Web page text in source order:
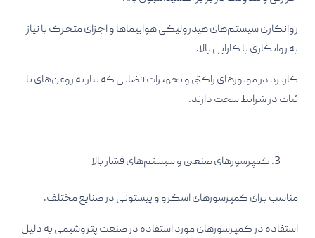
روانکاری سیستم‌های هیدرولیکی هواپیماها و اجزای متحرک با نیاز
به روانکاری با کارایی بالا.​
کاربرد در موتورهای راکتی و تجهیزات فضایی که نیاز به روغن‌های با
ثبات در شرایط سخت دارند.​
کمپرسورهای صنعتی و سیستم‌های فشار بالا
مناسب برای کمپرسورهای اسکرو و پیستونی در صنایع مختلف.​
استفاده در کمپرسورهای مورد استفاده در صنعت پتروشیمی به دلیل